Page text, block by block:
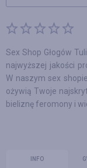
Sex Shop Głogów
najwyższej jakości
W naszym sex
ożywią Twoje
bieliznę feromony i
INFO